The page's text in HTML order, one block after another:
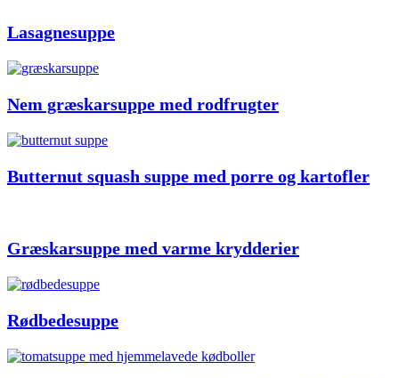
Lasagnesuppe
Nem græskarsuppe med rodfrugter
Butternut squash suppe med porre og kartofler
Græskarsuppe med varme krydderier
Rødbedesuppe